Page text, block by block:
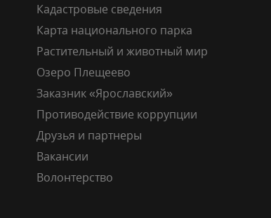
Кадастровые сведения
Карта национального парка
Растительный и животный мир
Озеро Плещеево
Заказник «Ярославский»
Противодействие коррупции
Друзья и партнеры
Вакансии
Волонтерство